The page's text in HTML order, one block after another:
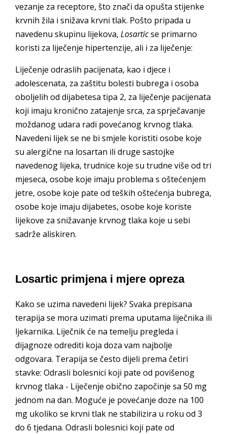
vezanje za receptore, što znači da opušta stijenke
krvnih žila i snižava krvni tlak. Pošto pripada u
navedenu skupinu lijekova, Losarticse primarno
koristi za liječenje hipertenzije, ali i za liječenje:
Liječenje odraslih pacijenata, kao i djece i
adolescenata, za zaštitu bolesti bubrega i osoba
oboljelih od dijabetesa tipa 2, za liječenje pacijenata
koji imaju kronično zatajenje srca, za sprječavanje
moždanog udara radi povećanog krvnog tlaka.
Navedeni lijek se ne bi smjele koristiti osobe koje
su alergične na losartan ili druge sastojke
navedenog lijeka, trudnice koje su trudne više od tri
mjeseca, osobe koje imaju problema s oštećenjem
jetre, osobe koje pate od teških oštećenja bubrega,
osobe koje imaju dijabetes, osobe koje koriste
lijekove za snižavanje krvnog tlaka koje u sebi
sadrže aliskiren.
Losartic primjena i mjere opreza
Kako se uzima navedeni lijek? Svaka prepisana
terapija se mora uzimati prema uputama liječnika ili
ljekarnika. Liječnik će na temelju pregleda i
dijagnoze odrediti koja doza vam najbolje
odgovara. Terapija se često dijeli prema četiri
stavke: Odrasli bolesnici koji pate od povišenog
krvnog tlaka - Liječenje obično započinje sa 50 mg
jednom na dan. Moguće je povećanje doze na 100
mg ukoliko se krvni tlak ne stabilizira u roku od 3
do 6 tjedana. Odrasli bolesnici koji pate od